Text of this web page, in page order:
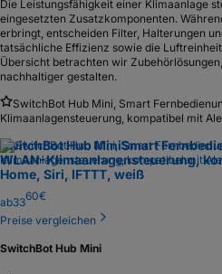
Die Leistungsfähigkeit einer Klimaanlage
eingesetzten Zusatzkomponenten.
erbringt, entscheiden Filter, Halterungen
tatsächliche Effizienz sowie die
Übersicht betrachten wir
nachhaltiger gestalten.
SwitchBot Hub Mini, Smart
Klimaanlagensteuerung, kompatibel mit
SwitchBot Hub MiniSmart
WLAN-Klimaanlagensteuerung,
Home, Siri, IFTTT, weiß
ab3360€
Preise vergleichen
SwitchBot Hub Mini